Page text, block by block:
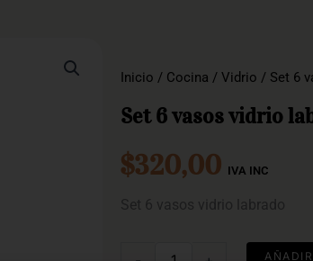
Inicio / Cocina / Vidrio / Set 6
Set 6 vasos vidrio
$320,00 IVA INC